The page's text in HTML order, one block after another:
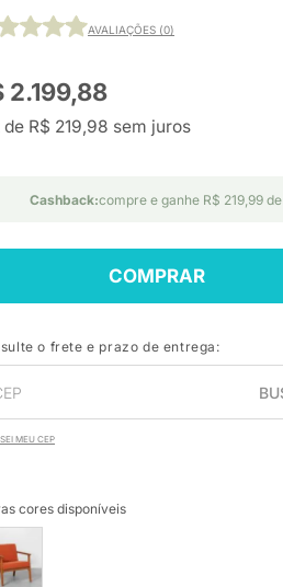
AVALIAÇÕES (0)
2.199,88
de R$ 219,98 sem juros
Cashback:compre e ganhe R$ 219,99
COMPRAR
o frete e prazo de entrega:
MEU CEP
cores disponíveis